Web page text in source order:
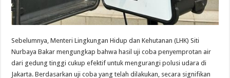
Sebelumnya, Menteri Lingkungan Hidup dan Kehutanan (LHK) Siti
Nurbaya Bakar mengungkap bahwa hasil uji coba penyemprotan air
dari gedung tinggi cukup efektif untuk mengurangi polusi udara di
Jakarta. Berdasarkan uji coba yang telah dilakukan, secara signifikan